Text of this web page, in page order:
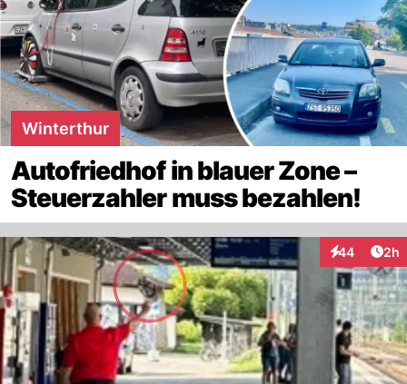
Winterthur
Autofriedhof in blauer Zone –
Steuerzahler muss bezahlen!
44
Interaktionen
2h